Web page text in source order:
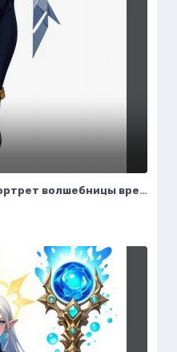
Хронометра: Изысканный портрет волшебницы времени и моды. Изображение из нейронной сети Flux Ai